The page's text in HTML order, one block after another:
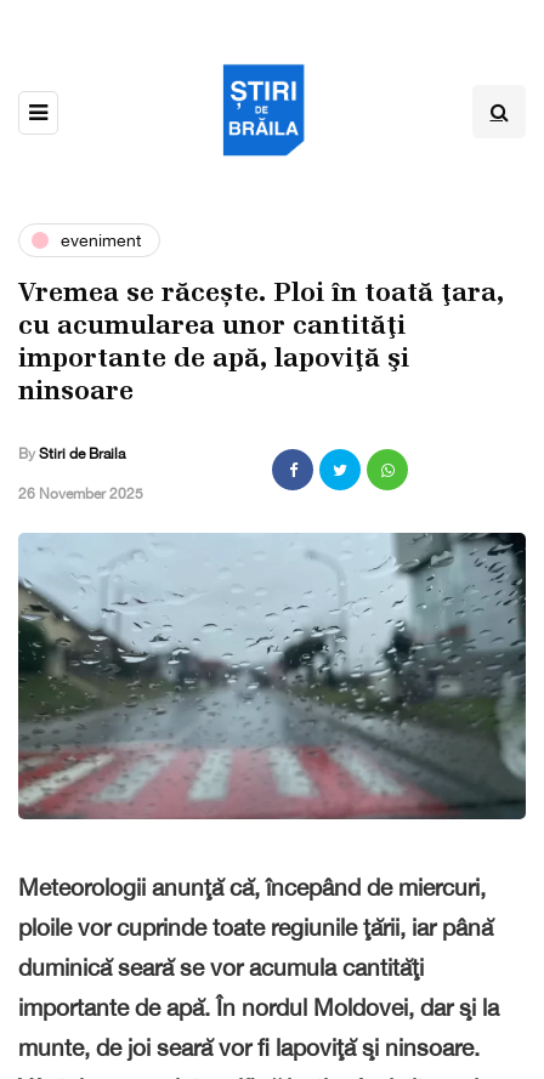
eveniment
Vremea se răcește. Ploi în toată ţara,
cu acumularea unor cantităţi
importante de apă, lapoviţă şi
ninsoare
By Stiri de Braila
,26 November 2025
Meteorologii anunţă că, începând de miercuri,
ploile vor cuprinde toate regiunile ţării, iar până
duminică seară se vor acumula cantităţi
importante de apă. În nordul Moldovei, dar şi la
munte, de joi seară vor fi lapoviţă şi ninsoare.